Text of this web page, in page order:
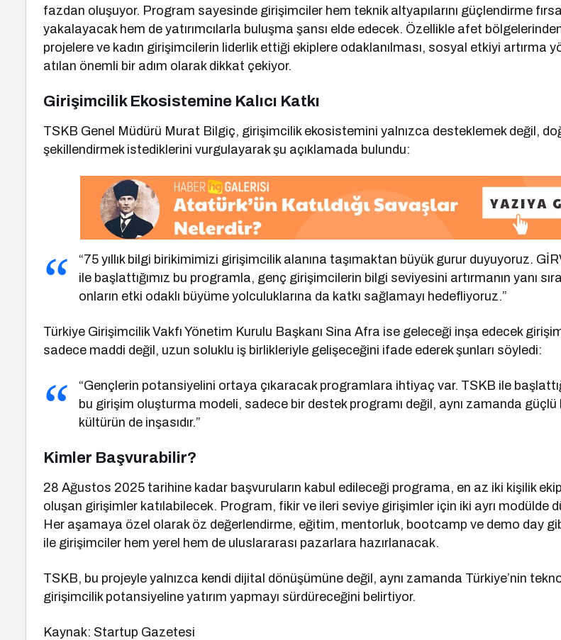
fazdan oluşuyor. Program sayesinde girişimciler hem teknik altyapılarını güçlendirme
yakalayacak hem de yatırımcılarla buluşma şansı elde edecek. Özellikle afet
projelere ve kadın girişimcilerin liderlik ettiği ekiplere odaklanılması, sosyal etkiyi artırma
atılan önemli bir adım olarak dikkat çekiyor.
Girişimcilik Ekosistemine Kalıcı Katkı
TSKB Genel Müdürü Murat Bilgiç, girişimcilik ekosistemini yalnızca desteklemek değil,
şekillendirmek istediklerini vurgulayarak şu açıklamada bulundu:
“75 yıllık bilgi birikimimizi girişimcilik alanına taşımaktan büyük gurur duyuyoruz.
ile başlattığımız bu programla, genç girişimcilerin bilgi seviyesini artırmanın yanı
onların etki odaklı büyüme yolculuklarına da katkı sağlamayı hedefliyoruz.”
Türkiye Girişimcilik Vakfı Yönetim Kurulu Başkanı Sina Afra ise geleceği inşa edecek
sadece maddi değil, uzun soluklu iş birlikleriyle gelişeceğini ifade ederek şunları söyledi:
“Gençlerin potansiyelini ortaya çıkaracak programlara ihtiyaç var. TSKB ile
bu girişim oluşturma modeli, sadece bir destek programı değil, aynı zamanda güçlü
kültürün de inşasıdır.”
Kimler Başvurabilir?
28 Ağustos 2025 tarihine kadar başvuruların kabul edileceği programa, en az iki kişilik
oluşan girişimler katılabilecek. Program, fikir ve ileri seviye girişimler için iki ayrı modülde
Her aşamaya özel olarak öz değerlendirme, eğitim, mentorluk, bootcamp ve demo day
ile girişimciler hem yerel hem de uluslararası pazarlara hazırlanacak.
TSKB, bu projeyle yalnızca kendi dijital dönüşümüne değil, aynı zamanda Türkiye’nin
girişimcilik potansiyeline yatırım yapmayı sürdüreceğini belirtiyor.
Kaynak: Startup Gazetesi